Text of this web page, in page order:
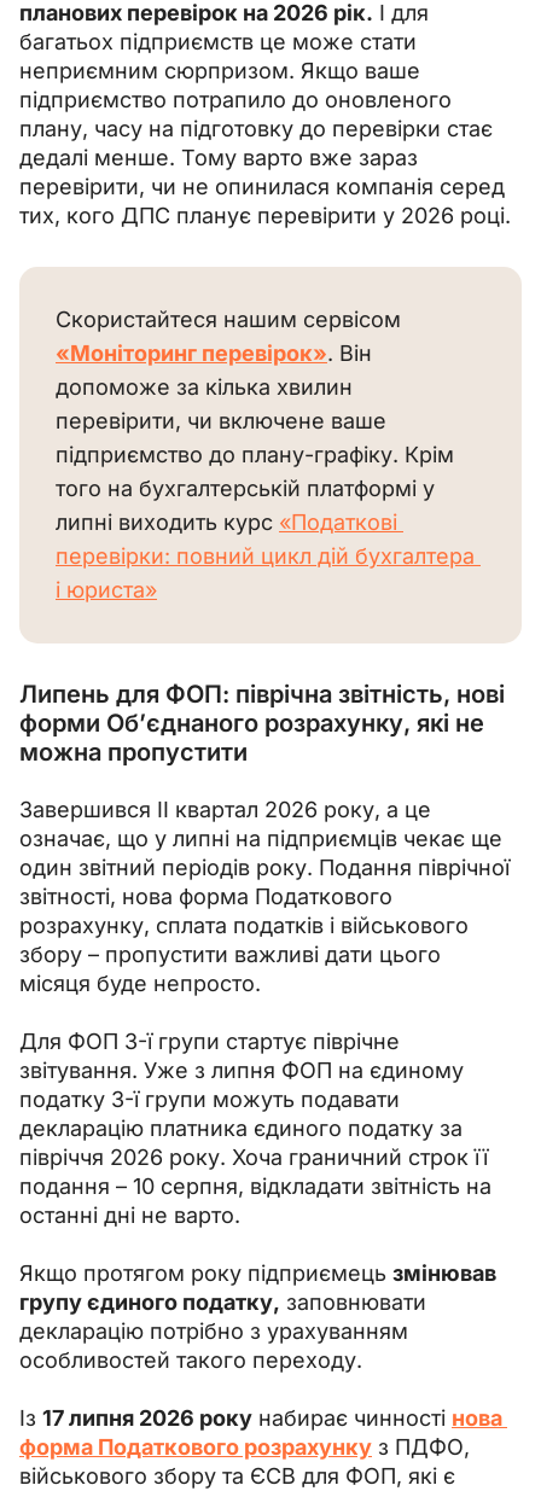
планових перевірок на 2026 рік. І для
багатьох підприємств це може стати
неприємним сюрпризом. Якщо ваше
підприємство потрапило до оновленого
плану, часу на підготовку до перевірки стає
дедалі менше. Тому варто вже зараз
перевірити, чи не опинилася компанія серед
тих, кого ДПС планує перевірити у 2026 році.
Скористайтеся нашим сервісом
«Моніторинг перевірок». Він
допоможе за кілька хвилин
перевірити, чи включене ваше
підприємство до плану-графіку. Крім
того на бухгалтерській платформі у
липні виходить курс «Податкові
перевірки: повний цикл дій бухгалтера
і юриста»
Липень для ФОП: піврічна звітність, нові
форми Об’єднаного розрахунку, які не
можна пропустити
Завершився ІІ квартал 2026 року, а це
означає, що у липні на підприємців чекає ще
один звітний періодів року. Подання піврічної
звітності, нова форма Податкового
розрахунку, сплата податків і військового
збору – пропустити важливі дати цього
місяця буде непросто.
Для ФОП 3-ї групи стартує піврічне
звітування. Уже з липня ФОП на єдиному
податку 3-ї групи можуть подавати
декларацію платника єдиного податку за
півріччя 2026 року. Хоча граничний строк її
подання – 10 серпня, відкладати звітність на
останні дні не варто.
Якщо протягом року підприємець змінював
групу єдиного податку, заповнювати
декларацію потрібно з урахуванням
особливостей такого переходу.
Із 17 липня 2026 року набирає чинності нова
форма Податкового розрахунку з ПДФО,
військового збору та ЄСВ для ФОП, які є